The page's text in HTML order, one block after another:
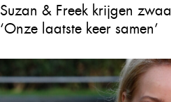
Suzan & Freek krijgen
‘Onze laatste keer samen’